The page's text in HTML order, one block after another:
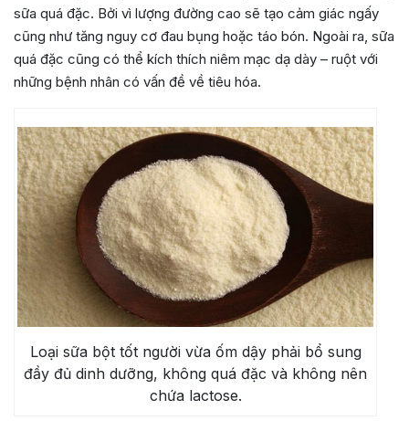
sữa quá đặc. Bởi vì lượng đường cao sẽ tạo cảm giác ngấy
cũng như tăng nguy cơ đau bụng hoặc táo bón. Ngoài ra, sữa
quá đặc cũng có thể kích thích niêm mạc dạ dày – ruột với
những bệnh nhân có vấn đề về tiêu hóa.
Loại sữa bột tốt người vừa ốm dậy phải bổ sung
đầy đủ dinh dưỡng, không quá đặc và không nên
chứa lactose.